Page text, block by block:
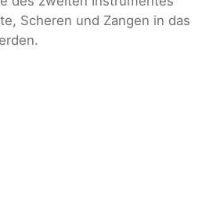
Scheren und Zangen in das